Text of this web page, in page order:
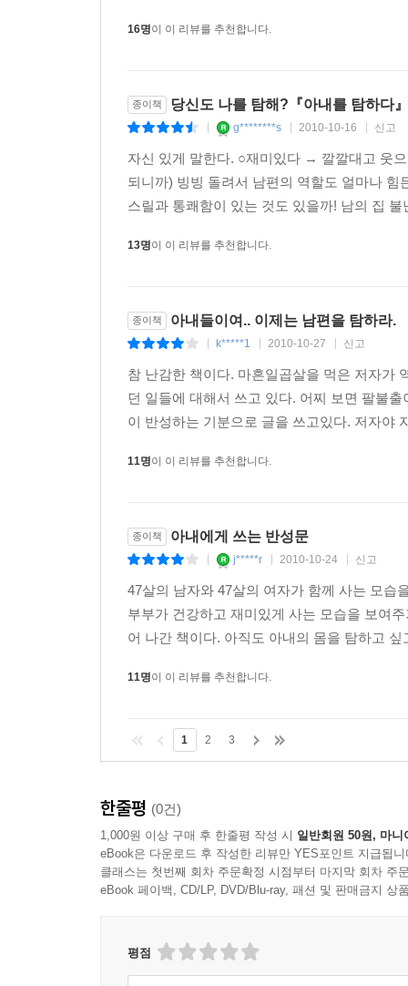
남편 - 사랑해. (섹스하고 싶어.)
16명이 이 리뷰를 추천합니다.
종이책 당신도 나를 탐해?『아내를 탐하다』
g********s 2010-10-16 신고
자신 있게 말한다. ○재미있다 → 깔깔대고 웃
되니까) 빙빙 돌려서 남편의 역할도 얼마나
스릴과 통쾌함이 있는 것도 있을까! 남의 집
13명이 이 리뷰를 추천합니다.
종이책 아내들이여.. 이제는 남편을 탐하라.
k*****1 2010-10-27 신고
참 난감한 책이다. 마흔일곱살을 먹은 저자가
던 일들에 대해서 쓰고 있다. 어찌 보면 팔불
이 반성하는 기분으로 글을 쓰고있다. 저자야
11명이 이 리뷰를 추천합니다.
종이책 아내에게 쓰는 반성문
j*****r 2010-10-24 신고
47살의 남자와 47살의 여자가 함께 사는 모습
부부가 건강하고 재미있게 사는 모습을 보여
어 나간 책이다. 아직도 아내의 몸을 탐하고
11명이 이 리뷰를 추천합니다.
1 2 3
한줄평 (0건)
1,000원 이상 구매 후 한줄평 작성 시 일반회원 50원, 마니
eBook은 다운로드 후 작성한 리뷰만 YES포인트 지급됩니
클래스는 첫번째 회차 주문확정 시점부터 마지막 회차 주
eBook 페이백, CD/LP, DVD/Blu-ray, 패션 및 판매금지 상
평점